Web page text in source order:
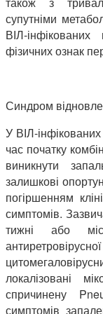
супутніми
ВІЛ-
фізичних ознак
Синдром
У ВІЛ-
час початку
виникнути
залишкові
погіршенням
симптомів.
тижні або
локалізовані
спричинену
симптомів